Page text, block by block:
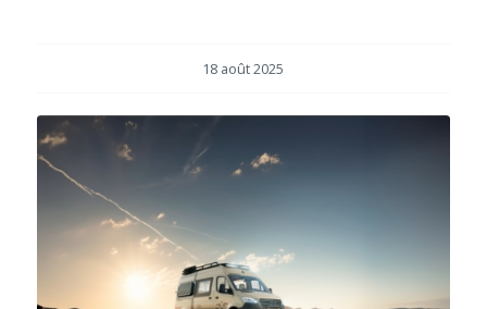
18 août 2025